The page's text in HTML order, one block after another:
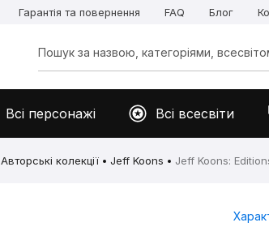
Гарантія та повернення FAQ Блог
Всі персонажі Всі всесвіти
Авторські колекції Jeff Koons Jeff Koons: